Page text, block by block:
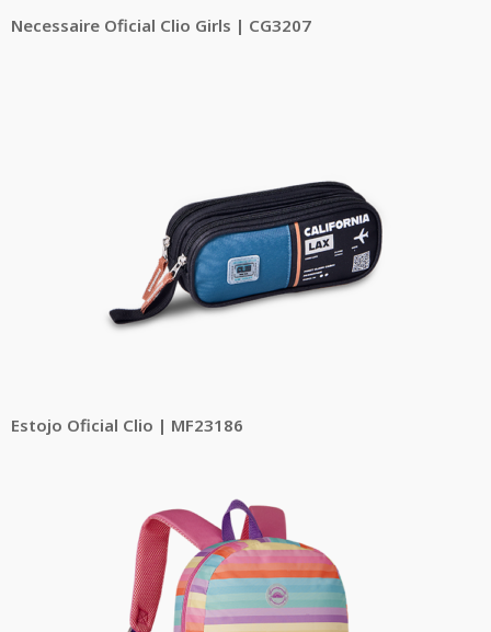
Necessaire Oficial Clio Girls | CG3207
Estojo Oficial Clio | MF23186